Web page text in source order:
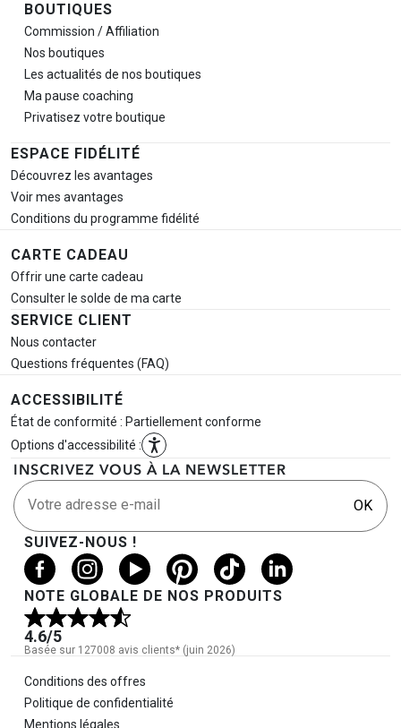
BOUTIQUES
Commission / Affiliation
Nos boutiques
Les actualités de nos boutiques
Ma pause coaching
Privatisez votre boutique
ESPACE FIDÉLITÉ
Découvrez les avantages
Voir mes avantages
Conditions du programme fidélité
CARTE CADEAU
Offrir une carte cadeau
Consulter le solde de ma carte
SERVICE CLIENT
Nous contacter
Questions fréquentes (FAQ)
ACCESSIBILITÉ
État de conformité : Partiellement conforme
Options d'accessibilité :
INSCRIVEZ VOUS À LA NEWSLETTER
Votre adresse e-mail OK
SUIVEZ-NOUS !
NOTE GLOBALE DE NOS PRODUITS
4.6/5
Basée sur 127008 avis clients* (juin 2026)
Informations légales
Conditions des offres
Politique de confidentialité
Mentions légales